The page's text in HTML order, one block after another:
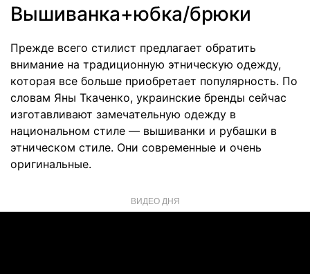
Вышиванка+юбка/брюки
Прежде всего стилист предлагает обратить
внимание на традиционную этническую одежду,
которая все больше приобретает популярность. По
словам Яны Ткаченко, украинские бренды сейчас
изготавливают замечательную одежду в
национальном стиле — вышиванки и рубашки в
этническом стиле. Они современные и очень
оригинальные.
ВИДЕО ДНЯ